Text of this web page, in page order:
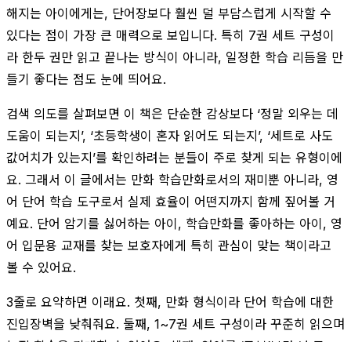
해지는 아이에게는, 단어장보다 훨씬 덜 부담스럽게 시작할 수
있다는 점이 가장 큰 매력으로 보입니다. 특히 7권 세트 구성이
라 한두 권만 읽고 끝나는 방식이 아니라, 일정한 학습 리듬을 만
들기 좋다는 점도 눈에 띄어요.
검색 의도를 살펴보면 이 책은 단순한 감상보다 ‘정말 외우는 데
도움이 되는지’, ‘초등학생이 혼자 읽어도 되는지’, ‘세트로 사도
값어치가 있는지’를 확인하려는 분들이 주로 찾게 되는 유형이에
요. 그래서 이 글에서는 만화 학습만화로서의 재미뿐 아니라, 영
어 단어 학습 도구로서 실제 효율이 어떤지까지 함께 짚어볼 거
예요. 단어 암기를 싫어하는 아이, 학습만화를 좋아하는 아이, 영
어 입문용 교재를 찾는 보호자에게 특히 관심이 맞는 책이라고
볼 수 있어요.
3줄로 요약하면 이래요. 첫째, 만화 형식이라 단어 학습에 대한
진입장벽을 낮춰줘요. 둘째, 1~7권 세트 구성이라 꾸준히 읽으며